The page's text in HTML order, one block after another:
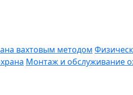
вахтовым методом
Монтаж и обслуживание